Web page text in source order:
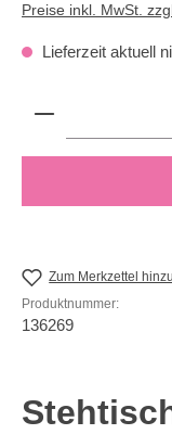
Preise inkl. MwSt.
Lieferzeit aktuell
Produkt
Zum Merkzettel
Produktnummer:
136269